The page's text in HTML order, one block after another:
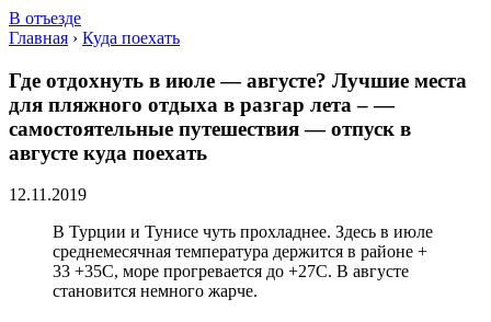
В отъезде
Главная › Куда поехать
Где отдохнуть в июле — августе? Лучшие места
для пляжного отдыха в разгар лета – —
самостоятельные путешествия — отпуск в
августе куда поехать
12.11.2019
В Турции и Тунисе чуть прохладнее. Здесь в июле
среднемесячная температура держится в районе +
33 +35С, море прогревается до +27С. В августе
становится немного жарче.